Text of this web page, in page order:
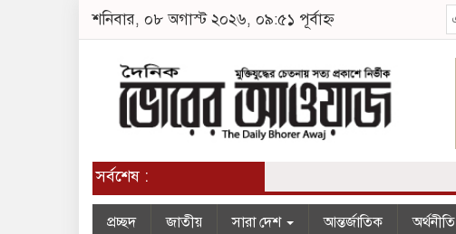
শনিবার, ০৮ অগাস্ট ২০২৬, ০৯:৫১ পূর্বাহ্ন
সর্বশেষ :
প্রচ্ছদ জাতীয় সারা দেশ আন্তর্জাতিক অর্থনীতি